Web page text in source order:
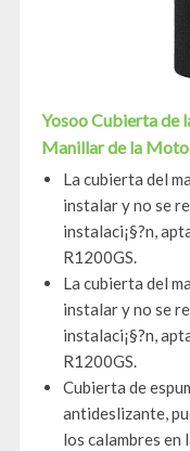
Yosoo Cubierta de
Manillar de la
La cubierta del
instalar y no se
instalaci¡§?n,
R1200GS.
La cubierta del
instalar y no se
instalaci¡§?n,
R1200GS.
Cubierta de
antideslizante,
los calambres en